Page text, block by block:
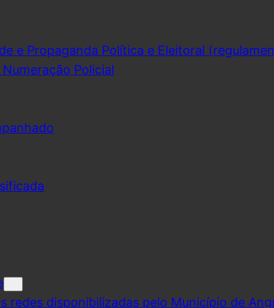
e Propaganda Política e Eleitoral
Policial
redes disponibilizadas pelo Município de